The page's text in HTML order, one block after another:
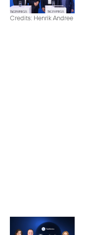
Credits: Henrik Andree